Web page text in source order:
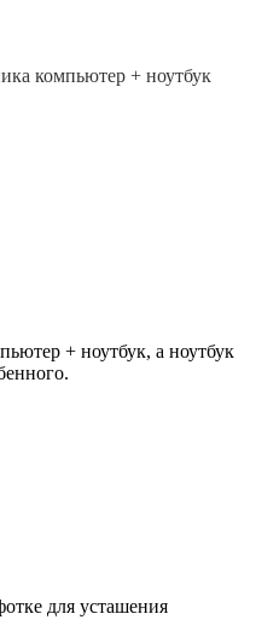
компьютер + ноутбук
+ ноутбук, а ноутбук
для усташения